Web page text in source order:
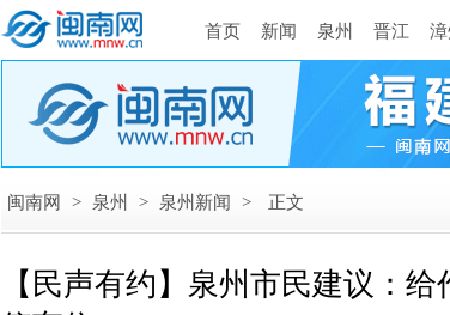
首页 新闻 泉州 晋江 漳
闽南网 > 泉州 > 泉州新闻 > 正文
【民声有约】泉州市民建议：